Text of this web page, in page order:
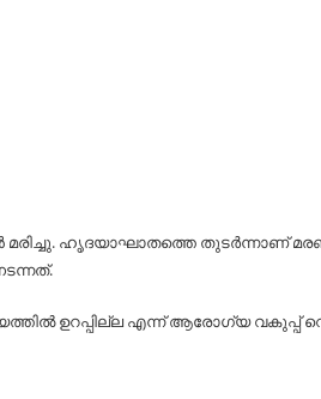
ഹൃദയാഘാതത്തെ തുടർന്നാണ്
ഉറപ്പില്ല എന്ന് ആരോഗ്യ വകുപ്പ്